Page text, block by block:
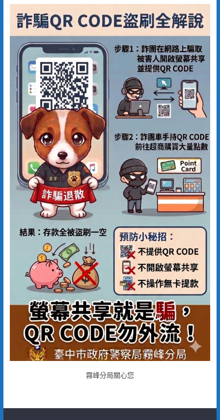
霧峰分局關心您